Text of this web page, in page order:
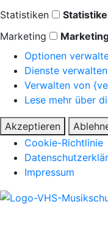
Statistiken
Marketing
Optionen
Dienste verwalten
Verwalten von
Lese mehr über
Akzeptieren
Cookie-Richtlinie
Impressum